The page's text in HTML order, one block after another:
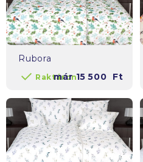
Rubora
Raktáron
már15 500 Ft